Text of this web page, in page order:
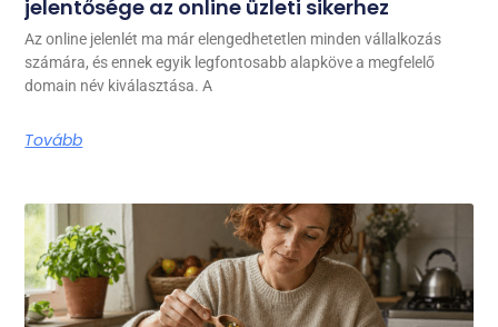
jelentősége az online üzleti sikerhez
Az online jelenlét ma már elengedhetetlen minden vállalkozás
számára, és ennek egyik legfontosabb alapköve a megfelelő
domain név kiválasztása. A
Tovább